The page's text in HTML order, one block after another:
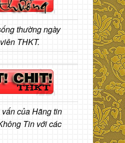
thường ngày
THKT.
của Hãng tin
Tin với các